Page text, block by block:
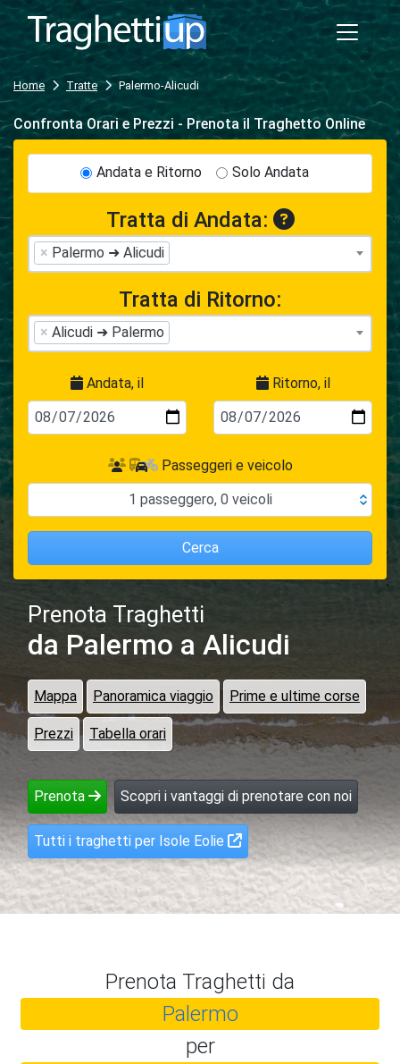
Home Tratte Palermo-Alicudi
Prenota Traghetti
da Palermo a Alicudi
Mappa Panoramica viaggio Prime e ultime corse
Prezzi Tabella orari
Prenota Scopri i vantaggi di prenotare con noi
Tutti i traghetti per Isole Eolie
Confronta Orari e Prezzi - Prenota il Traghetto Online
Andata e Ritorno Solo Andata
Tratta di Andata:
× Palermo ➜ Alicudi
Tratta di Ritorno:
× Alicudi ➜ Palermo
Andata, il Ritorno, il
Passeggeri e veicolo
1 passeggero, 0 veicoli
Cerca
Prenota Traghetti da
Palermo
per